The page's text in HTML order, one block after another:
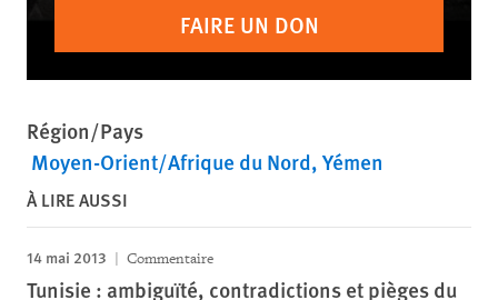
FAIRE UN DON
Région/Pays
Moyen-Orient/Afrique du Nord Yémen
À LIRE AUSSI
14 mai 2013 Commentaire
Tunisie : ambiguïté, contradictions et pièges du